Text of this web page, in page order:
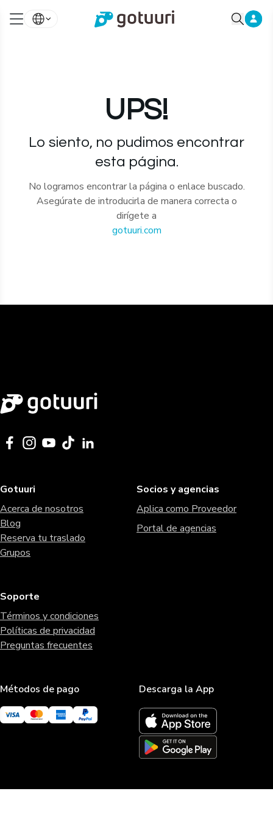
UPS!
Lo siento, no pudimos encontrar
esta página.
No logramos encontrar la página o enlace buscado.
Asegúrate de introducirla de manera correcta o
dirígete a
gotuuri.com
Gotuuri
Acerca de nosotros
Blog
Reserva tu traslado
Grupos
Socios y agencias
Aplica como Proveedor
Portal de agencias
Soporte
Términos y condiciones
Políticas de privacidad
Preguntas frecuentes
Métodos de pago Descarga la App